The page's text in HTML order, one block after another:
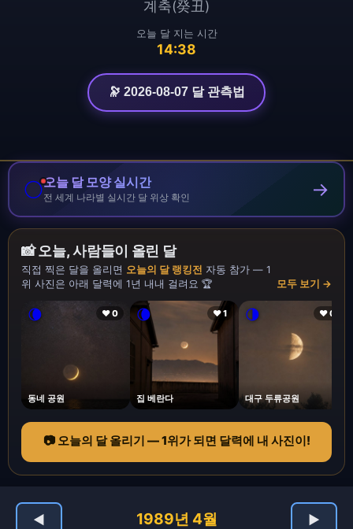
계축(癸丑)
오늘 달 지는 시간
14:38
🔭 2026-08-07 달 관측법
🌕오늘 달 모양 실시간
전 세계 나라별 실시간 달 위상 확인 →
📸 오늘, 사람들이 올린 달
직접 찍은 달을 올리면 오늘의 달 랭킹전 자동 참가 — 1
위 사진은 아래 달력에 1년 내내 걸려요 🏆
모두 보기 →
🌘 ❤ 0
동네 공원
🌘 ❤ 1
집 베란다
🌗 ❤ 0
대구 두류공원
📷 오늘의 달 올리기 — 1위가 되면 달력에 내 사진이!
◀ 1989년 4월 ▶